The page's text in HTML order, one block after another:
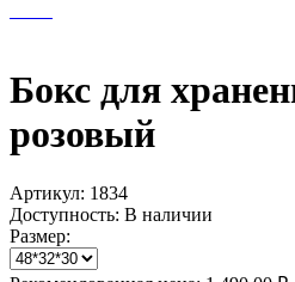
Бокс для
розовый
Артикул: 1834
Доступность: В наличии
Размер: